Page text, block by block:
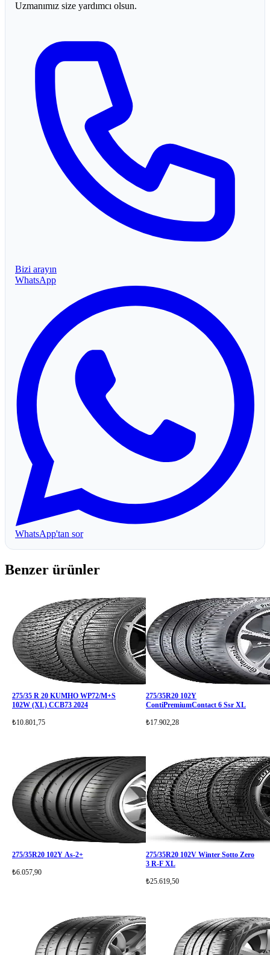
Uzmanımız size yardımcı olsun.
Bizi arayın
WhatsApp
WhatsApp'tan sor
Benzer ürünler
275/35 R 20 KUMHO WP72/M+S
102W (XL) CCB73 2024
₺10.801,75
275/35R20 102Y
ContiPremiumContact 6 Ssr XL
₺17.902,28
275/35R20 102Y As-2+
₺6.057,90
275/35R20 102V Winter Sotto Zero
3 R-F XL
₺25.619,50